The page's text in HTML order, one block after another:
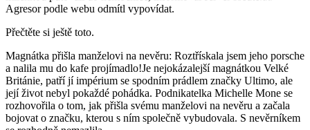
Agresor podle webu odmítl vypovídat.
Přečtěte si ještě toto.
Magnátka přišla manželovi na nevěru: Roztřískala jsem jeho porsche
a nalila mu do kafe projímadlo!Je nejokázalejší magnátkou Velké
Británie, patří jí impérium se spodním prádlem značky Ultimo, ale
její život nebyl pokaždé pohádka. Podnikatelka Michelle Mone se
rozhovořila o tom, jak přišla svému manželovi na nevěru a začala
bojovat o značku, kterou s ním společně vybudovala. S nevěrníkem